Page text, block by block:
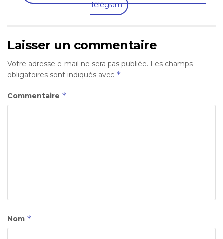
Télégram
Laisser un commentaire
Votre adresse e-mail ne sera pas publiée. Les champs
obligatoires sont indiqués avec *
Commentaire *
Nom *